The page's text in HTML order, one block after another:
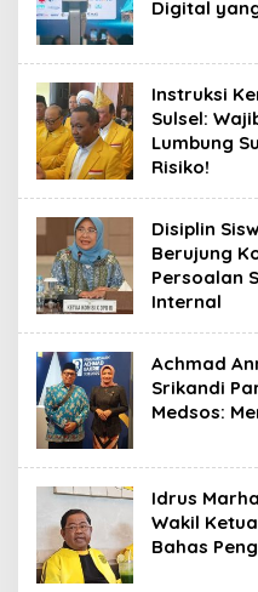
Digital
Instruksi
Sulsel:
Lumbung
Risiko!
Disiplin
Berujung
Persoalan
Internal
Achmad
Srikandi
Medsos:
Idrus
Wakil
Bahas